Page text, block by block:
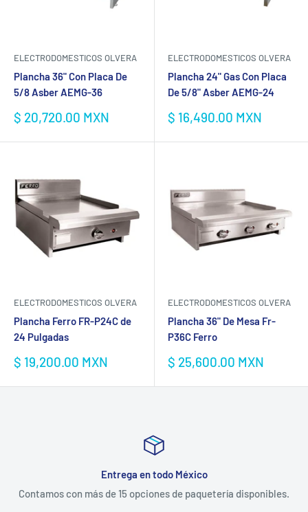
ELECTRODOMESTICOS OLVERA
Plancha 36" Con Placa De
5/8 Asber AEMG-36
Precio
venta
$ 20,720.00 MXN
ELECTRODOMESTICOS OLVERA
Plancha 24" Gas Con Placa
De 5/8" Asber AEMG-24
Precio
venta
$ 16,490.00 MXN
ELECTRODOMESTICOS OLVERA
Plancha Ferro FR-P24C de
24 Pulgadas
Precio
venta
$ 19,200.00 MXN
ELECTRODOMESTICOS OLVERA
Plancha 36" De Mesa Fr-
P36C Ferro
Precio
venta
$ 25,600.00 MXN
Entrega en todo México
Contamos con más de 15 opciones de paquetería disponibles.